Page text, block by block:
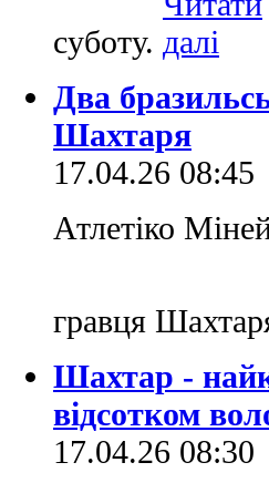
суботу.
Два
Шахтаря
17.04.26 08:45
Атлетіко
гравця
Шахтар -
відсотком
17.04.26 08:30